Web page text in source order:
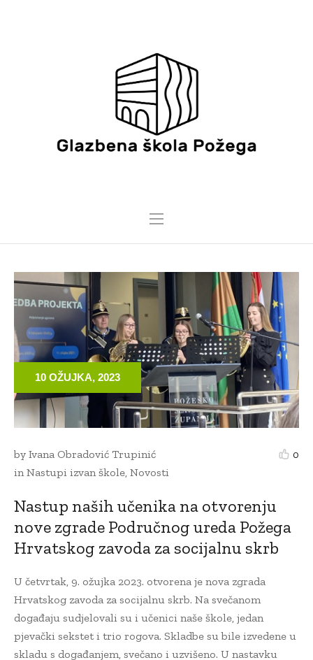
10 OŽUJKA, 2023
0
by Ivana Obradović Trupinić
inNastupi izvan škole, Novosti
Nastup naših učenika na otvorenju
nove zgrade Područnog ureda Požega
Hrvatskog zavoda za socijalnu skrb
U četvrtak, 9. ožujka 2023. otvorena je nova zgrada
Hrvatskog zavoda za socijalnu skrb. Na svečanom
događaju sudjelovali su i učenici naše škole, jedan
pjevački sekstet i trio rogova. Skladbe su bile izvedene u
skladu s događanjem, svečano i uzvišeno. U nastavku